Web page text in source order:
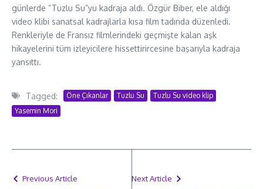
günlerde “Tuzlu Su”yu kadraja aldı. Özgür Biber, ele aldığı
video klibi sanatsal kadrajlarla kısa film tadında düzenledi.
Renkleriyle de Fransız filmlerindeki geçmişte kalan aşk
hikayelerini tüm izleyicilere hissettirircesine başarıyla kadraja
yansıttı.
Tagged: Öne Çıkanlar Tuzlu Su
Tuzlu Su video klip
Yasemin Mori
Previous Article Next Article